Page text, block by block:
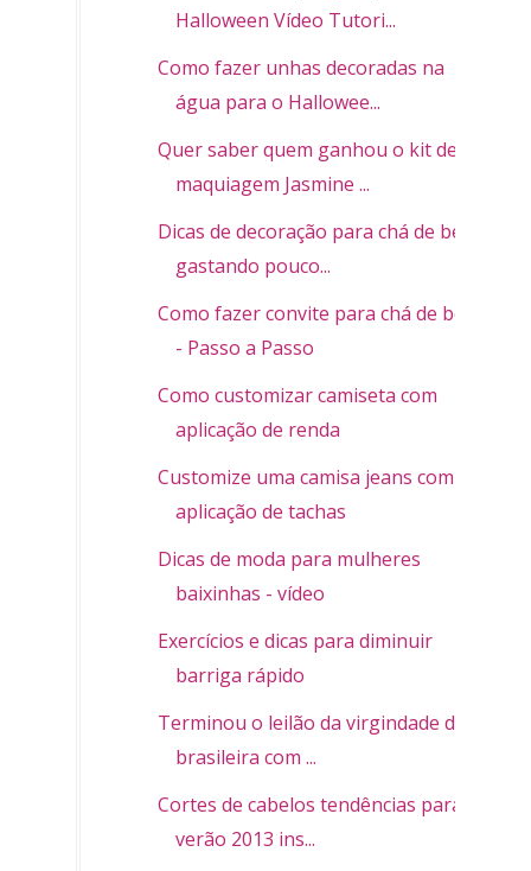
Halloween Vídeo Tutori...
Como fazer unhas decoradas na
água para o Hallowee...
Quer saber quem ganhou o kit de
maquiagem Jasmine ...
Dicas de decoração para chá de bebê
gastando pouco...
Como fazer convite para chá de bebê
- Passo a Passo
Como customizar camiseta com
aplicação de renda
Customize uma camisa jeans com
aplicação de tachas
Dicas de moda para mulheres
baixinhas - vídeo
Exercícios e dicas para diminuir
barriga rápido
Terminou o leilão da virgindade de
brasileira com ...
Cortes de cabelos tendências para o
verão 2013 ins...